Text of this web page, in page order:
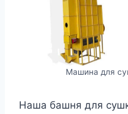
Машина для
Наша башня для